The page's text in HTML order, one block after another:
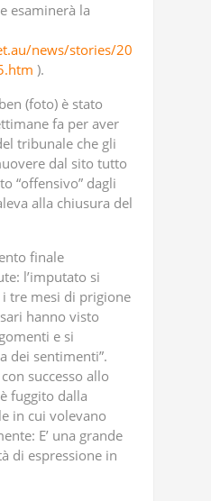
esaminerà la
news/stories/20
).
(foto) è stato
fa per aver
tribunale che gli
dal sito tutto
“offensivo” dagli
alla chiusura del
finale
l’imputato si
tre mesi di prigione
hanno visto
e si
dei sentimenti”.
successo allo
fuggito dalla
in cui volevano
E’ una grande
di espressione in